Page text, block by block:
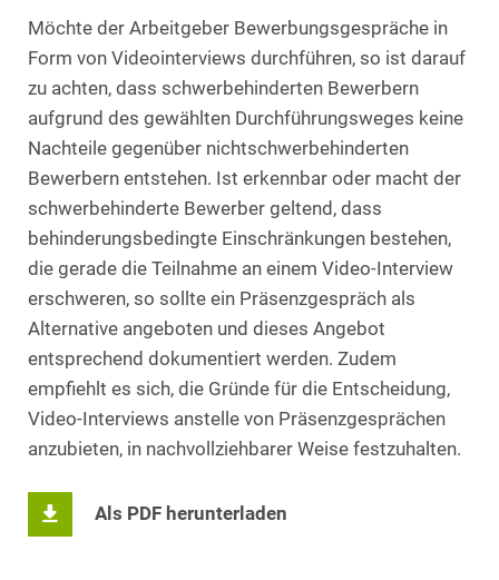
Möchte der Arbeitgeber Bewerbungsgespräche in
Form von Videointerviews durchführen, so ist darauf
zu achten, dass schwerbehinderten Bewerbern
aufgrund des gewählten Durchführungsweges keine
Nachteile gegenüber nichtschwerbehinderten
Bewerbern entstehen. Ist erkennbar oder macht der
schwerbehinderte Bewerber geltend, dass
behinderungsbedingte Einschränkungen bestehen,
die gerade die Teilnahme an einem Video-Interview
erschweren, so sollte ein Präsenzgespräch als
Alternative angeboten und dieses Angebot
entsprechend dokumentiert werden. Zudem
empfiehlt es sich, die Gründe für die Entscheidung,
Video-Interviews anstelle von Präsenzgesprächen
anzubieten, in nachvollziehbarer Weise festzuhalten.
Als PDF herunterladen